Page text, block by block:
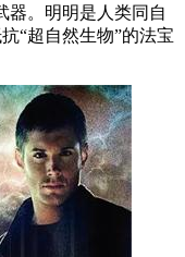
器。明明是人类同自
“超自然生物”的法宝